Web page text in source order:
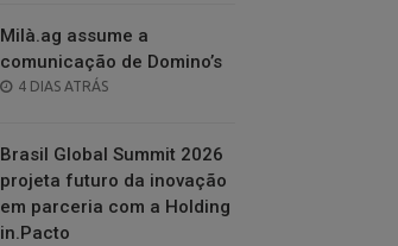
Milà.ag assume a
comunicação de Domino’s
POSTED
4 DIAS ATRÁS
Brasil Global Summit 2026
projeta futuro da inovação
em parceria com a Holding
in.Pacto